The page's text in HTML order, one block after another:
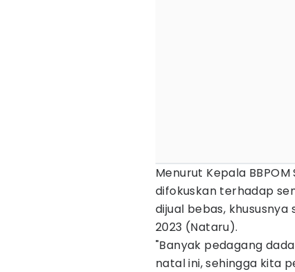
Menurut Kepala
difokuskan terhadap
dijual bebas,
2023 (Nataru).
"Banyak pedagang
natal ini, sehingga kita